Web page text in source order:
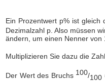
Ein Prozentwert p% ist gleich
Dezimalzahl p. Also müssen
ändern, um einen Nenner von
Multiplizieren Sie dazu die
Der Wert des Bruchs 100/100